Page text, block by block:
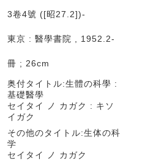
3卷4號 ([昭27.2])-
東京 : 醫學書院 , 1952.2-
冊 ; 26cm
奥付タイトル:生體の科學 :
基礎醫學
セイタイ ノ カガク : キソ
イガク
その他のタイトル:生体の科
学
セイタイ ノ カガク